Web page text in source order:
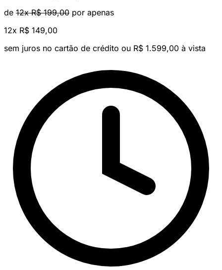
de 12x R$ 199,00 por apenas
12x R$ 149,00
sem juros no cartão de crédito ou R$ 1.599,00 à vista